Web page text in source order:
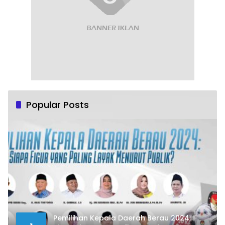
Popular Posts
Pemilihan Kepala Daerah Berau 2024: